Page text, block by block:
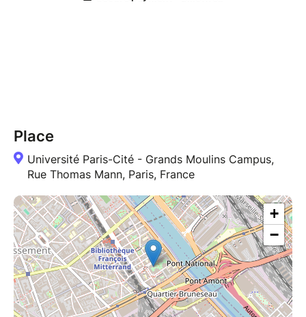
Place
Université Paris-Cité - Grands Moulins Campus,
Rue Thomas Mann, Paris, France
+
−